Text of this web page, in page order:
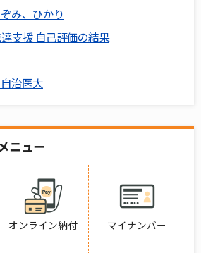
み、ひかり
支援 自己評価の結果
治医大
ニュー
オンライン納付 マイナンバー